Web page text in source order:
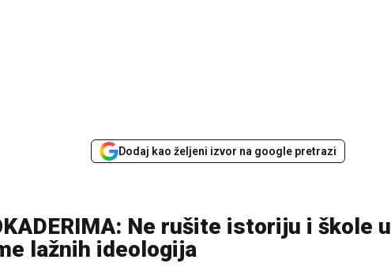
Dodaj kao željeni izvor na google pretrazi
Ne rušite istoriju i škole u
lažnih ideologija